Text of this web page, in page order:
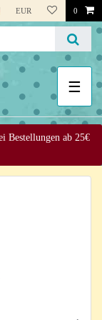
EUR 0
☰
Bestellungen ab 25€